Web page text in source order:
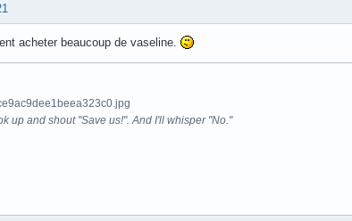
acheter beaucoup de vaseline.
up and shout "Save us!". And I'll whisper "No."